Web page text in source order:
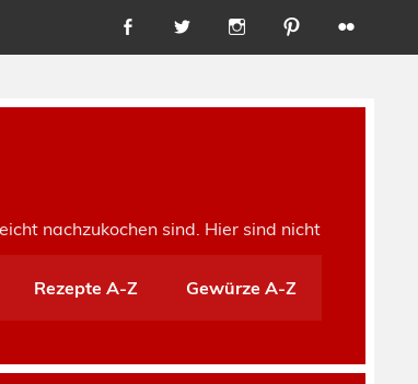
nachzukochen sind. Hier sind nicht
Rezepte A-Z Gewürze A-Z